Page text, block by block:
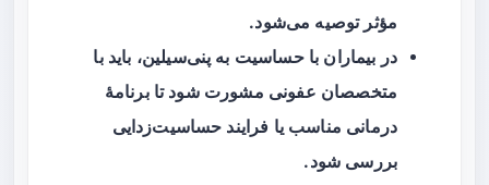
مؤثر توصیه می‌شود.
در بیماران با حساسیت به پنی‌سیلین، باید با
متخصصان عفونی مشورت شود تا برنامهٔ
درمانی مناسب یا فرایند حساسیت‌زدایی
بررسی شود.